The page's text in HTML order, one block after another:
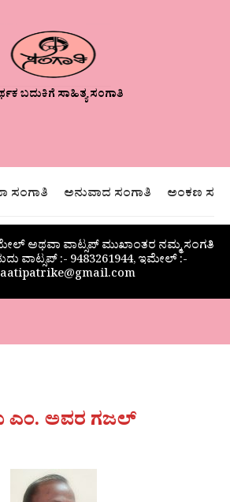
ಬದುಕಿಗೆ ಸಾಹಿತ್ಯ ಸಂಗಾತಿ
ಸಂಗಾತಿ ಅನುವಾದ ಸಂಗಾತಿ ಅಂಕಣ
ಅಥವಾ ವಾಟ್ಸಪ್ ಮುಖಾಂತರ ನಮ್ಮ ಸಂಗತಿ
ವಾಟ್ಸಪ್‌ :- 9483261944, ಇಮೇಲ್ :-
ಎಂ. ಅವರ ಗಜಲ್